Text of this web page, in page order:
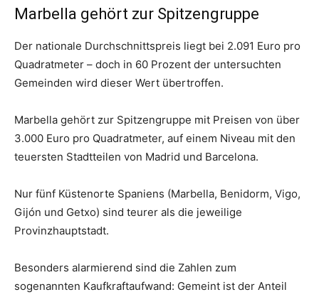
Marbella gehört zur Spitzengruppe
Der nationale Durchschnittspreis liegt bei 2.091 Euro pro
Quadratmeter – doch in 60 Prozent der untersuchten
Gemeinden wird dieser Wert übertroffen.
Marbella gehört zur Spitzengruppe mit Preisen von über
3.000 Euro pro Quadratmeter, auf einem Niveau mit den
teuersten Stadtteilen von Madrid und Barcelona.
Nur fünf Küstenorte Spaniens (Marbella, Benidorm, Vigo,
Gijón und Getxo) sind teurer als die jeweilige
Provinzhauptstadt.
Besonders alarmierend sind die Zahlen zum
sogenannten Kaufkraftaufwand: Gemeint ist der Anteil